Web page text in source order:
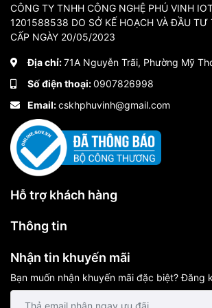
chuyển động hoạt động.
Khi mắt cảm biến phát hiện chuyển
vùng phát hiện đèn cầu thang tự động
Cảm biến chuyển động cầu thang có
hiện chuyển động: góc 1 theo chiều
2 theo chiều dọc: 35°
CÔNG TY TNHH CÔNG NGHỆ PHÚ VINH
1201588538 DO SỞ KẾ HOẠCH VÀ ĐẦU TƯ
CẤP NGÀY 20/05/2023
Địa chỉ:71A Nguyễn Trãi, Phường Mỹ
Số điện thoại:0907826998
Email:cskhphuvinh@gmail.com
Hỗ trợ khách hàng
Thông tin
Nhận tin khuyến mãi
Bạn muốn nhận khuyến mãi đặc biệt? Đăng